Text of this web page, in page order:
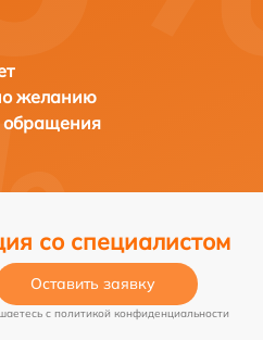
желанию
обращения
со специалистом
Оставить заявку
c политикой конфиденциальности